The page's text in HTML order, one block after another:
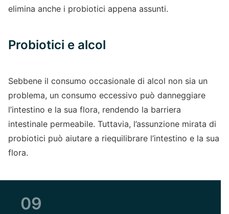
elimina anche i probiotici appena assunti.
Probiotici e alcol
Sebbene il consumo occasionale di alcol non sia un
problema, un consumo eccessivo può danneggiare
l’intestino e la sua flora, rendendo la barriera
intestinale permeabile. Tuttavia, l’assunzione mirata di
probiotici può aiutare a riequilibrare l’intestino e la sua
flora.
09